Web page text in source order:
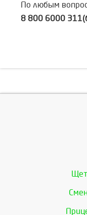
По любым
8 800 6000